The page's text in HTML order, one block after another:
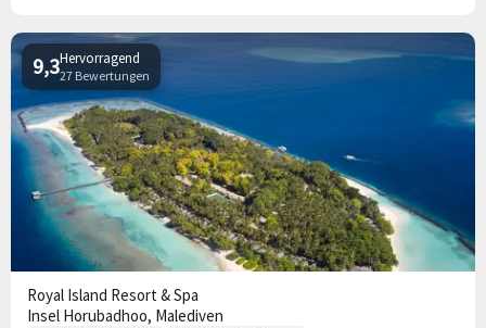
Hervorragend
27 Bewertungen
9,3
Royal Island Resort & Spa
Insel Horubadhoo, Malediven